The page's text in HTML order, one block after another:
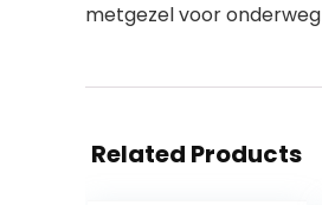
metgezel voor onderweg
Related Products